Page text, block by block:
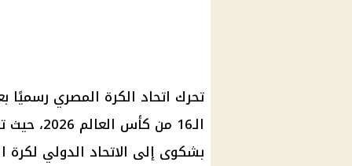
تحرك اتحاد الكرة المصري رسميًا
الـ16 من
بشكوى إلى الاتحاد الدولي